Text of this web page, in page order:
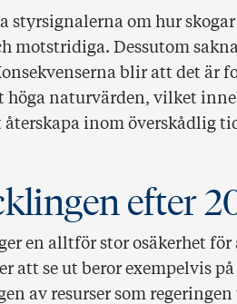
styrsignalerna om hur
motstridiga. Dessutom
blir att det är
höga naturvärden, vilket
återskapa inom överskådlig
efter
en alltför stor osäkerhet
att se ut beror exempelvis
av resurser som